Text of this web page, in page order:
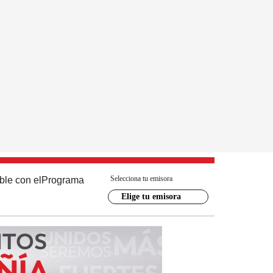
con el Programa Selecciona tu emisora
Elige tu emisora